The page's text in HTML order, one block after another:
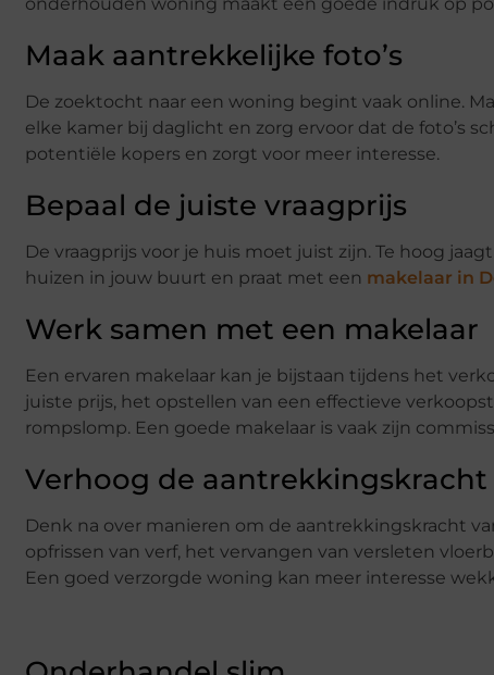
Maak aantrekkelijke foto’s
De zoektocht naar een woning begint vaak online.
elke kamer bij daglicht en zorg ervoor dat de foto’s
potentiële kopers en zorgt voor meer interesse.
Bepaal de juiste vraagprijs
De vraagprijs voor je huis moet juist zijn. Te hoog
huizen in jouw buurt en praat met een makelaar in
Werk samen met een makelaar
Een ervaren makelaar kan je bijstaan tijdens het
juiste prijs, het opstellen van een effectieve
rompslomp. Een goede makelaar is vaak zijn
Verhoog de
Denk na over manieren om de aantrekkingskracht
opfrissen van verf, het vervangen van versleten
Een goed verzorgde woning kan meer interesse